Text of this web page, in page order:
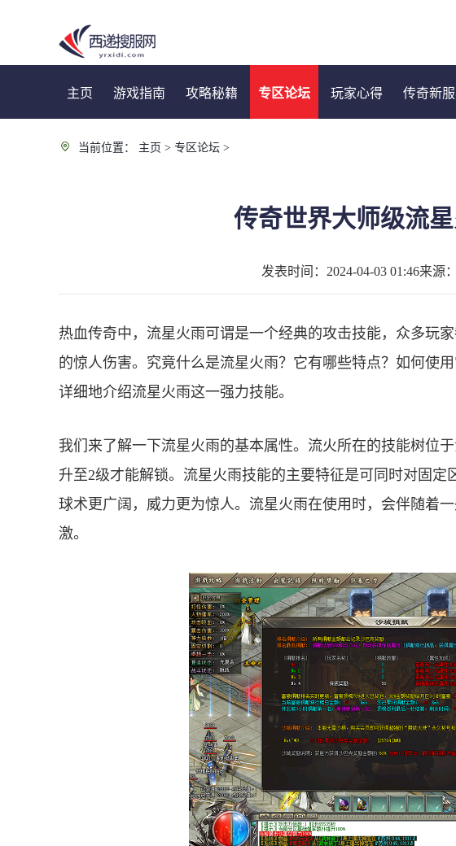
主页 游戏指南 攻略秘籍 专区论坛 玩家心得 传奇新
当前位置： 主页 > 专区论坛 >
传奇世界大师级流
发表时间：2024-04-03 01:46来源
热血传奇中，流星火雨可谓是一个经典的攻击技能，众多玩
的惊人伤害。究竟什么是流星火雨？它有哪些特点？如何使
详细地介绍流星火雨这一强力技能。
我们来了解一下流星火雨的基本属性。流火所在的技能树位
升至2级才能解锁。流星火雨技能的主要特征是可同时对固
球术更广阔，威力更为惊人。流星火雨在使用时，会伴随着
激。